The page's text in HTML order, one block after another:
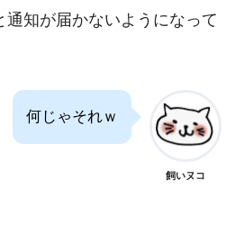
通知が届かないようになって
何じゃそれｗ
飼いヌコ